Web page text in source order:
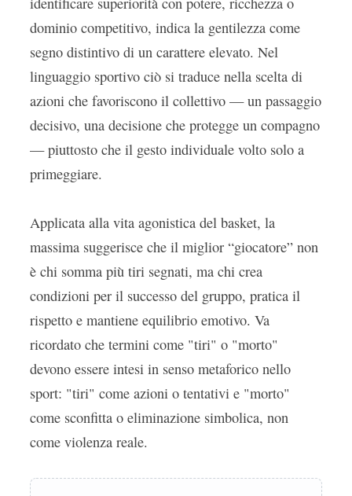
dominio competitivo, indica la gentilezza come
segno distintivo di un carattere elevato. Nel
linguaggio sportivo ciò si traduce nella scelta di
azioni che favoriscono il collettivo — un passaggio
decisivo, una decisione che protegge un compagno
— piuttosto che il gesto individuale volto solo a
primeggiare.
Applicata alla vita agonistica del basket, la
massima suggerisce che il miglior “giocatore” non
è chi somma più tiri segnati, ma chi crea
condizioni per il successo del gruppo, pratica il
rispetto e mantiene equilibrio emotivo. Va
ricordato che termini come "tiri" o "morto"
devono essere intesi in senso metaforico nello
sport: "tiri" come azioni o tentativi e "morto"
come sconfitta o eliminazione simbolica, non
come violenza reale.